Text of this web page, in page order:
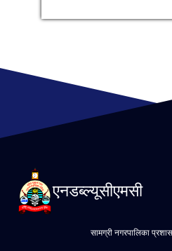
एनडब्ल्यूसीएमसी
सामग्री नगरपालिका